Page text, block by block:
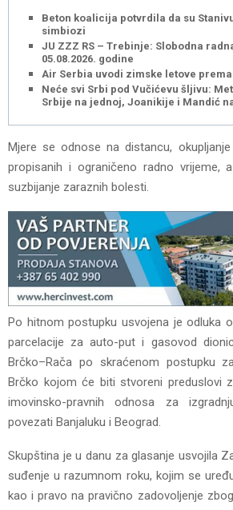
Beton koalicija potvrdila da su
simbiozi
JU ZZZ RS – Trebinje: Slobodna
05.08.2026. godine
Air Serbia uvodi zimske letove
Neće svi Srbi pod Vučićevu šljivu:
Srbije na jednoj, Joanikije i Mandić
Mjere se odnose na distancu,
propisanih i ograničeno radno vrijeme,
suzbijanje zaraznih bolesti.
Po hitnom postupku usvojena je odluka
parcelacije za auto-put i gasovod
Brčko–Rača po skraćenom postupku
Brčko kojom će biti stvoreni preduslovi
imovinsko-pravnih odnosa za
povezati Banjaluku i Beograd.
Skupština je u danu za glasanje usvojila
suđenje u razumnom roku, kojim se
kao i pravo na pravično zadovoljenje